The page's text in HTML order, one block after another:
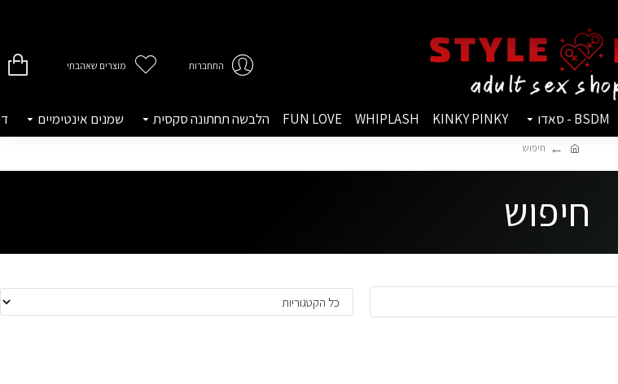
התחברות מוצרים שאהבתי
BSDM - סאדו KINKY PINKY
WHIPLASH
FUN LOVE הלבשה תחתונה סקסית שמנים אינטימיים
חיפוש
חיפוש